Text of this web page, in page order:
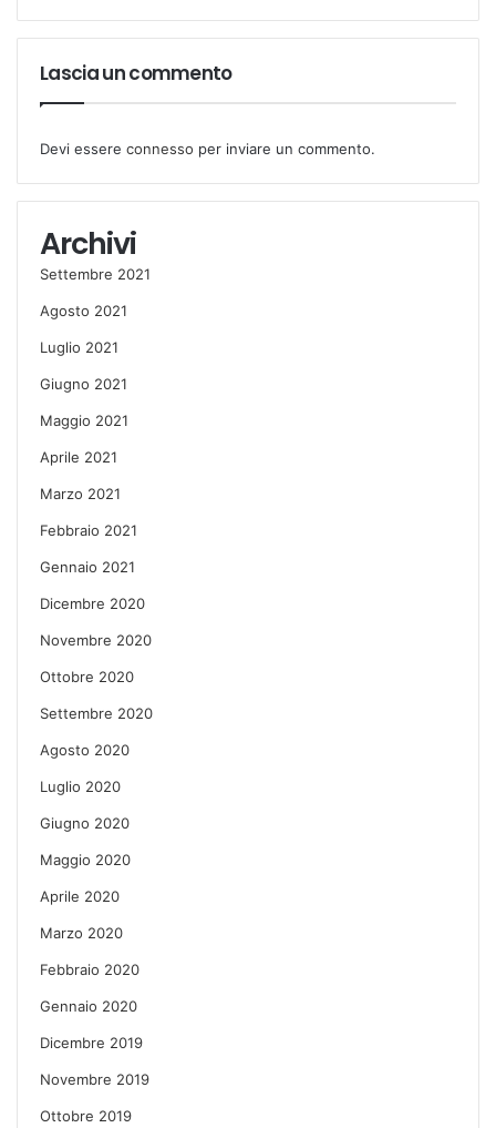
Lascia un commento
Devi essere connesso per inviare un commento.
Archivi
Settembre 2021
Agosto 2021
Luglio 2021
Giugno 2021
Maggio 2021
Aprile 2021
Marzo 2021
Febbraio 2021
Gennaio 2021
Dicembre 2020
Novembre 2020
Ottobre 2020
Settembre 2020
Agosto 2020
Luglio 2020
Giugno 2020
Maggio 2020
Aprile 2020
Marzo 2020
Febbraio 2020
Gennaio 2020
Dicembre 2019
Novembre 2019
Ottobre 2019